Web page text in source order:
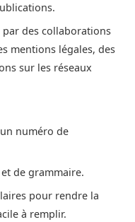
par des collaborations
mentions légales, des
sur les réseaux
numéro de
de grammaire.
pour rendre la
à remplir.